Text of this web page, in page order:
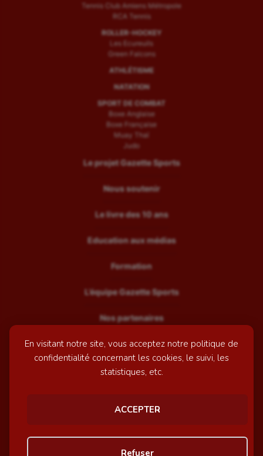
En visitant notre site, vous acceptez notre politique de
confidentialité concernant les cookies, le suivi, les
statistiques, etc.
ACCEPTER
Refuser
Tennis Club Amiens Métropole
RCA Tennis
ROLLER-HOCKEY
Les Ecureuils
Green Falcons
ATHLÉTISME
NATATION
SPORT DE COMBAT
Boxe Anglaise
Boxe Française
Muay Thaï
Judo
Le projet Gazette Sports
Nous soutenir
Le livre des 10 ans
Education aux médias
Formation
L’équipe Gazette Sports
Nos partenaires
Recrutement
Mentions légales
© GazetteSports - 2026 | Site internet réalisé par